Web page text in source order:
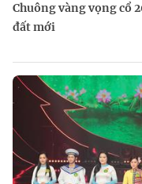
Chuông vàng vọng cổ
đất mới